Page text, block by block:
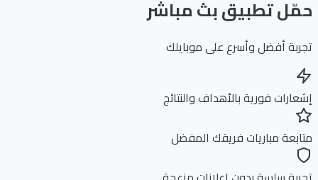
تطبيق بث مباشر
أفضل وأسرع على موبايلك
فورية بالأهداف والنتائج
مباريات فريقك المفضل